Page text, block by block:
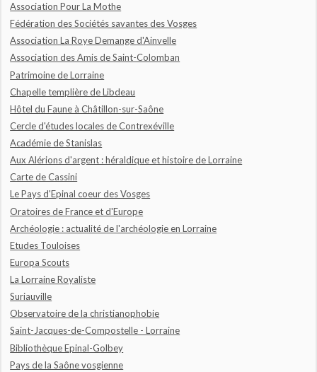
Association Pour La Mothe
Fédération des Sociétés savantes des Vosges
Association La Roye Demange d'Ainvelle
Association des Amis de Saint-Colomban
Patrimoine de Lorraine
Chapelle templière de Libdeau
Hôtel du Faune à Châtillon-sur-Saône
Cercle d'études locales de Contrexéville
Académie de Stanislas
Aux Alérions d'argent : héraldique et histoire de Lorraine
Carte de Cassini
Le Pays d'Epinal coeur des Vosges
Oratoires de France et d'Europe
Archéologie : actualité de l'archéologie en Lorraine
Etudes Touloises
Europa Scouts
La Lorraine Royaliste
Suriauville
Observatoire de la christianophobie
Saint-Jacques-de-Compostelle - Lorraine
Bibliothèque Epinal-Golbey
Pays de la Saône vosgienne